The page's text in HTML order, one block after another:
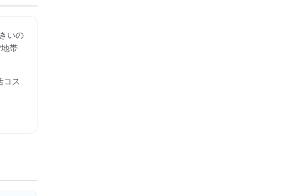
いの
帯
コス